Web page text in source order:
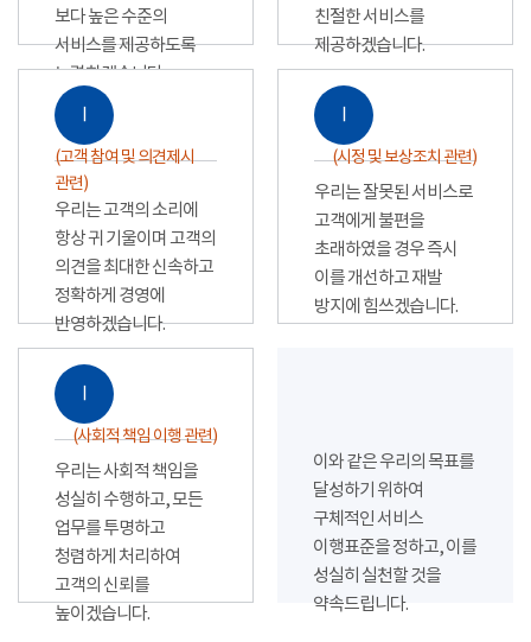
보다 높은 수준의
서비스를 제공하도록
노력하겠습니다.
친절한 서비스를
제공하겠습니다.
Ⅰ
(고객 참여 및 의견제시
관련)
우리는 고객의 소리에
항상 귀 기울이며 고객의
의견을 최대한 신속하고
정확하게 경영에
반영하겠습니다.
Ⅰ
(시정 및 보상조치 관련)
우리는 잘못된 서비스로
고객에게 불편을
초래하였을 경우 즉시
이를 개선하고 재발
방지에 힘쓰겠습니다.
Ⅰ
(사회적 책임 이행 관련)
우리는 사회적 책임을
성실히 수행하고, 모든
업무를 투명하고
청렴하게 처리하여
고객의 신뢰를
높이겠습니다.
이와 같은 우리의 목표를
달성하기 위하여
구체적인 서비스
이행표준을 정하고, 이를
성실히 실천할 것을
약속드립니다.